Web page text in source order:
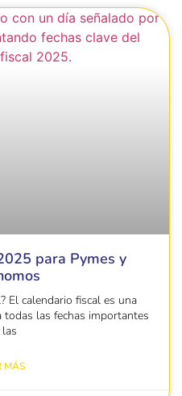
para Pymes y
El calendario fiscal es una
todas las fechas importantes
MÁS